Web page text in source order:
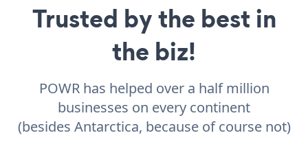
Trusted by the best in
the biz!
POWR has helped over a half million
businesses on every continent
(besides Antarctica, because of course not)